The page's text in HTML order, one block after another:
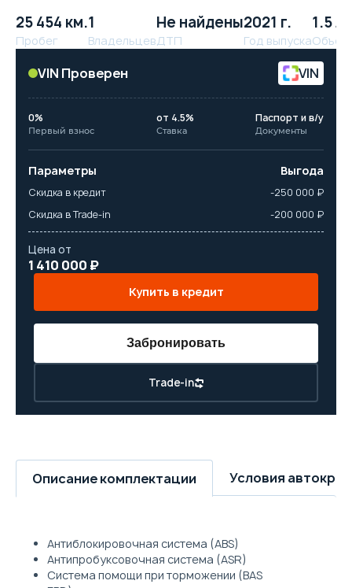
25 454 км.
Пробег
1
Владельцев
Не найдены
ДТП
2021 г.
Год выпуска
1.5 л.
Объём
VIN Проверен VIN
0%
Первый взнос
от 4.5%
Ставка
Паспорт и в/у
Документы
Параметры Выгода
Скидка в кредит
-250 000 ₽
Скидка в Trade-in
-200 000 ₽
Цена от
1 410 000 ₽
Купить в кредит
Trade-in
Забронировать
Описание комплектации Условия
Антиблокировочная система (ABS)
Антипробуксовочная система (ASR)
Система помощи при торможении (BAS